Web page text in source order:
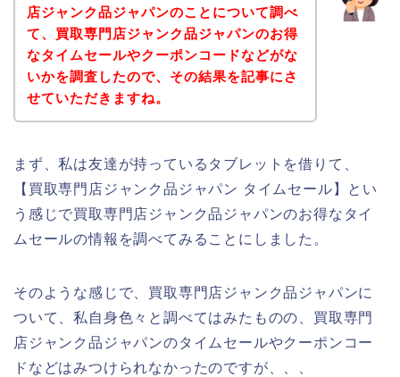
店ジャンク品ジャパンのことについて調べ
て、買取専門店ジャンク品ジャパンのお得
なタイムセールやクーポンコードなどがな
いかを調査したので、その結果を記事にさ
せていただきますね。
まず、私は友達が持っているタブレットを借りて、
【買取専門店ジャンク品ジャパン タイムセール】とい
う感じで買取専門店ジャンク品ジャパンのお得なタイ
ムセールの情報を調べてみることにしました。
そのような感じで、買取専門店ジャンク品ジャパンに
ついて、私自身色々と調べてはみたものの、買取専門
店ジャンク品ジャパンのタイムセールやクーポンコー
ドなどはみつけられなかったのですが、、、